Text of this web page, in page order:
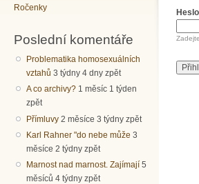
Ročenky
Poslední komentáře
Problematika homosexuálních
vztahů 3 týdny 4 dny zpět
A co archivy? 1 měsíc 1 týden
zpět
Přímluvy 2 měsíce 3 týdny zpět
Karl Rahner "do nebe může 3
měsíce 2 týdny zpět
Marnost nad marnost. Zajímají 5
měsíců 4 týdny zpět
Heslo